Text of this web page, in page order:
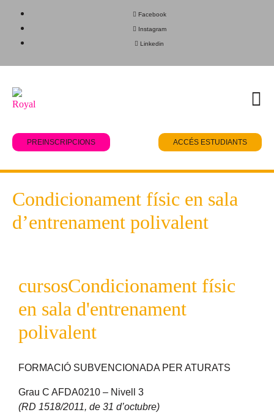
Facebook
Instagram
Linkedin
PREINSCRIPCIONS ACCÉS ESTUDIANTS
Condicionament físic en sala
d’entrenament polivalent
cursosCondicionament físic
en sala d'entrenament
polivalent
FORMACIÓ SUBVENCIONADA PER ATURATS
Grau C AFDA0210 – Nivell 3
(RD 1518/2011, de 31 d’octubre)